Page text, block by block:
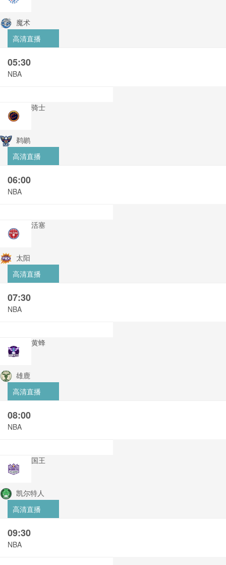
魔术
高清直播
05:30
NBA
骑士
鹈鹕
高清直播
06:00
NBA
活塞
太阳
高清直播
07:30
NBA
黄蜂
雄鹿
高清直播
08:00
NBA
国王
凯尔特人
高清直播
09:30
NBA